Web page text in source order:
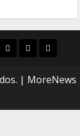
ConarteCrónicas
| MoreNews